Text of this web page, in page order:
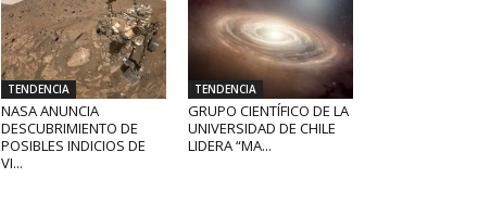
TENDENCIA
NASA ANUNCIA
DESCUBRIMIENTO DE
POSIBLES INDICIOS DE
VI...
TENDENCIA
GRUPO CIENTÍFICO DE LA
UNIVERSIDAD DE CHILE
LIDERA “MA...